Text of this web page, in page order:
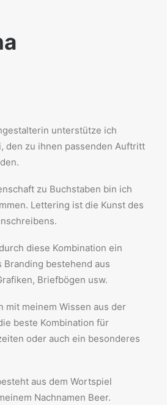
unterstütze ich
den zu ihnen passenden Auftritt
zu Buchstaben bin ich
Lettering ist die Kunst des
diese Kombination ein
bestehend aus
Briefbögen usw.
mit meinem Wissen aus der
beste Kombination für
oder auch ein besonderes
aus dem Wortspiel
Nachnamen Beer.